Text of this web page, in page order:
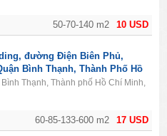
10 USD
50-70-140 m2
17 USD
60-85-133-600 m2
đường Điện Biên Phủ,
Bình Thạnh, Thành Phố Hồ
Thạnh, Thành phố Hồ Chí Minh,